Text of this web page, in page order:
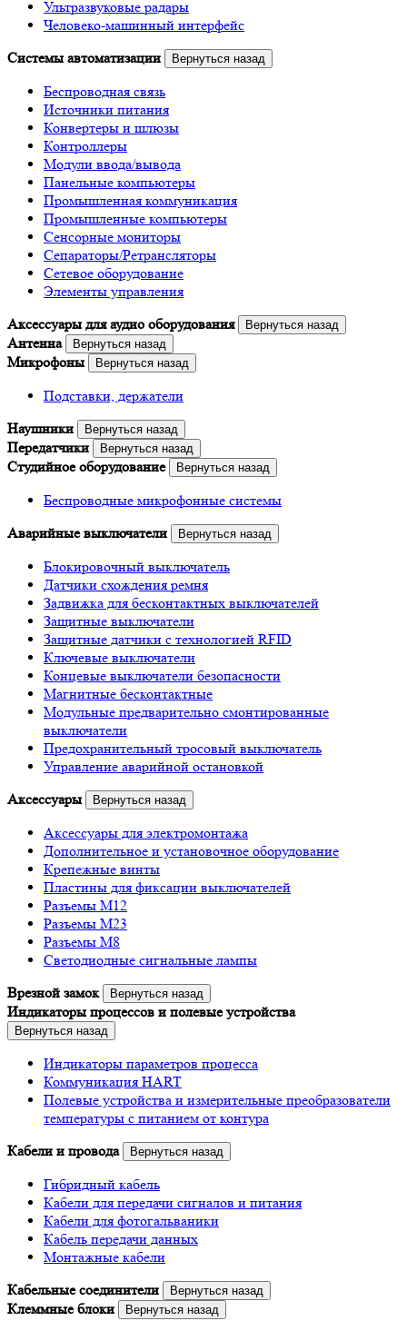
Ультразвуковые радары
Человеко-машинный интерфейс
Системы автоматизации
Вернуться назад
Беспроводная связь
Источники питания
Конвертеры и шлюзы
Контроллеры
Модули ввода/вывода
Панельные компьютеры
Промышленная коммуникация
Промышленные компьютеры
Сенсорные мониторы
Сепараторы/Ретрансляторы
Сетевое оборудование
Элементы управления
Аксессуары для аудио оборудования
Вернуться назад
Антенна Вернуться назад
Микрофоны Вернуться назад
Подставки, держатели
Наушники
Вернуться назад
Передатчики Вернуться назад
Студийное оборудование Вернуться назад
Беспроводные микрофонные системы
Аварийные выключатели
Вернуться назад
Блокировочный выключатель
Датчики схождения ремня
Задвижка для бесконтактных выключателей
Защитные выключатели
Защитные датчики с технологией RFID
Ключевые выключатели
Концевые выключатели безопасности
Магнитные бесконтактные
Модульные предварительно смонтированные
выключатели
Предохранительный тросовый выключатель
Управление аварийной остановкой
Аксессуары
Вернуться назад
Аксессуары для электромонтажа
Дополнительное и установочное оборудование
Крепежные винты
Пластины для фиксации выключателей
Разъемы M12
Разъемы M23
Разъемы M8
Светодиодные сигнальные лампы
Врезной замок
Вернуться назад
Индикаторы процессов и полевые устройства
Вернуться назад
Индикаторы параметров процесса
Коммуникация HART
Полевые устройства и измерительные преобразователи
температуры с питанием от контура
Кабели и провода
Вернуться назад
Гибридный кабель
Кабели для передачи сигналов и питания
Кабели для фотогальваники
Кабель передачи данных
Монтажные кабели
Кабельные соединители
Вернуться назад
Клеммные блоки Вернуться назад